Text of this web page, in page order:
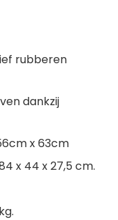
rubberen
dankzij
x 63cm
x 44 x 27,5 cm.